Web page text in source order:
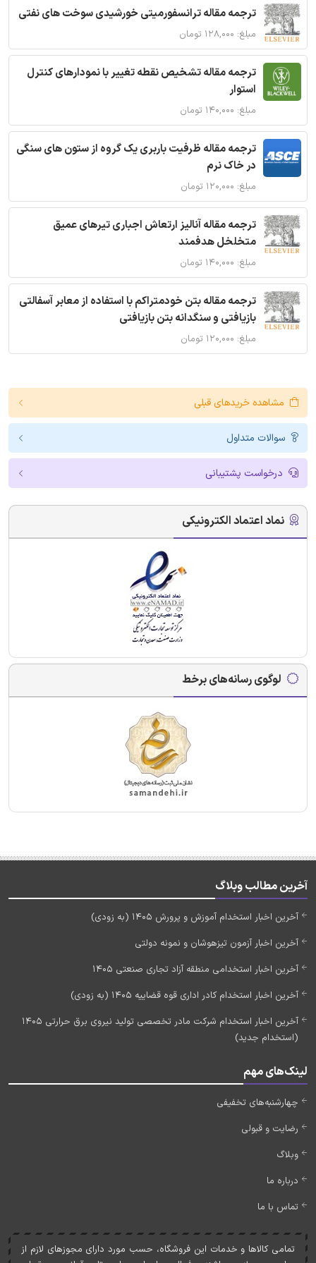
ترجمه مقاله ترانسفورمیتی خورشیدی سوخت های نفتی
مبلغ: ۱۲۸,۰۰۰ تومان
ترجمه مقاله تشخیص نقطه تغییر با نمودارهای کنترل
استوار
مبلغ: ۱۴۰,۰۰۰ تومان
ترجمه مقاله ظرفیت باربری یک گروه از ستون های سنگی
در خاک نرم
مبلغ: ۱۲۰,۰۰۰ تومان
ترجمه مقاله آنالیز ارتعاش اجباری تیرهای عمیق
متخلخل هدفمند
مبلغ: ۱۴۰,۰۰۰ تومان
ترجمه مقاله بتن خودمتراکم با استفاده از معابر آسفالتی
بازیافتی و سنگدانه بتن بازیافتی
مبلغ: ۱۲۰,۰۰۰ تومان
مشاهده خریدهای قبلی
سوالات متداول
درخواست پشتیبانی
نماد اعتماد الکترونیکی
لوگوی رسانه‌های برخط
آخرین مطالب وبلاگ
آخرین اخبار استخدام آموزش و پرورش 1405 (به زودی)
آخرین اخبار آزمون تیزهوشان و نمونه دولتی
آخرین اخبار استخدامی منطقه آزاد تجاری صنعتی 1405
آخرین اخبار استخدام کادر اداری قوه قضاییه 1405 (به زودی)
آخرین اخبار استخدام شرکت مادر تخصصی تولید نیروی برق حرارتی 1405
(استخدام جدید)
لینک‌های مهم
چهارشنبه‌های تخفیفی
رضایت و قبولی
وبلاگ
درباره ما
تماس با ما
تمامی کالاها و خدمات اين فروشگاه، حسب مورد دارای مجوزهای لازم از